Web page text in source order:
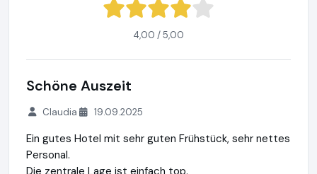
4,00 / 5,00
Schöne Auszeit
Claudia 19.09.2025
Ein gutes Hotel mit sehr guten Frühstück, sehr nettes
Personal.
Die zentrale Lage ist einfach top.